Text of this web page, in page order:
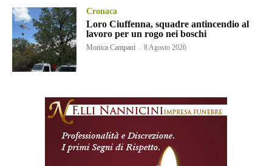
Cronaca
Loro Ciuffenna, squadre antincendio al
lavoro per un rogo nei boschi
Monica Campani - 8 Agosto 2026